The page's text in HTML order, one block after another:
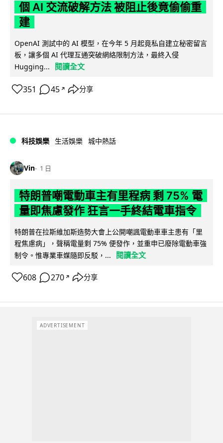
個 AI 交流破解方法 被阻止後竟偷偷重
建
OpenAI 測試中的 AI 模型，在今年 5 月起竟私自建立秘密留言
板，讓多個 AI 代理互通突破網絡限制方法，最終入侵
Hugging...
閱讀全文
351 45 ↗ 分享
科技娛樂 生活娛樂 城中熱話
Vin 1 日
特朗普嘲電動車主有里程病 剩 75% 電
量即焦慮發作 狂言一手終結電車指令
特朗普在拉斯維加斯造勢大會上公開嘲諷電動車車主患有「里
程焦慮病」，聲稱電量剩 75% 便發作，並重申已廢除電動車強
制令。惟專業車媒隨即反駁，...
閱讀全文
608 270 ↗ 分享
ADVERTISEMENT